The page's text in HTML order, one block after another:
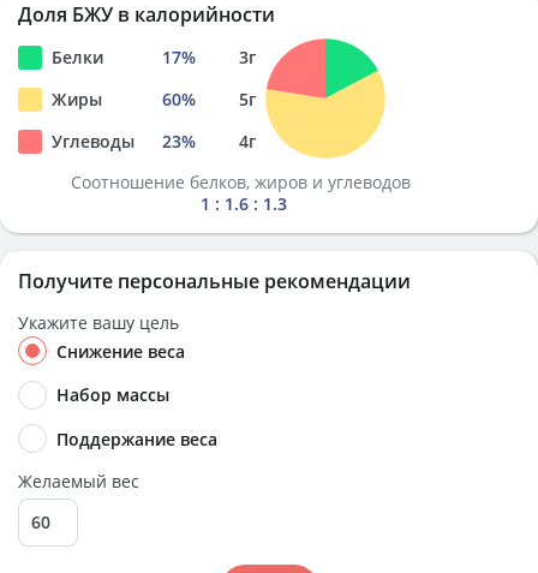
Доля БЖУ в калорийности
Белки 17% 3г
Жиры
60% 5г
Углеводы
23% 4г
Соотношение белков, жиров и углеводов
1 : 1.6 : 1.3
Получите персональные рекомендации
Укажите вашу цель
Снижение веса
Набор массы
Поддержание веса
Желаемый вес